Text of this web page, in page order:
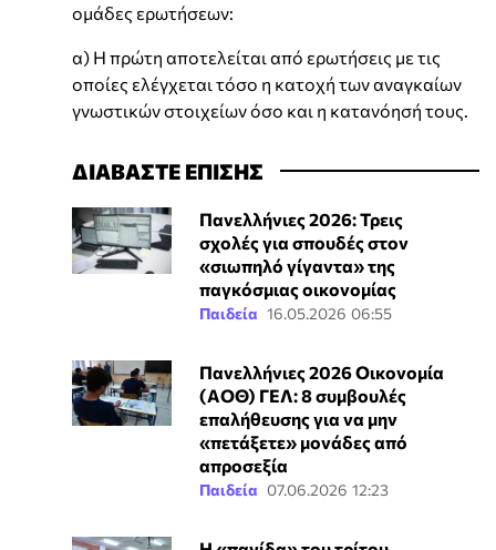
ομάδες ερωτήσεων:
α) Η πρώτη αποτελείται από ερωτήσεις με τις
οποίες ελέγχεται τόσο η κατοχή των αναγκαίων
γνωστικών στοιχείων όσο και η κατανόησή τους.
ΔΙΑΒΑΣΤΕ ΕΠΙΣΗΣ
Πανελλήνιες 2026: Τρεις
σχολές για σπουδές στον
«σιωπηλό γίγαντα» της
παγκόσμιας οικονομίας
Παιδεία 16.05.2026 06:55
Πανελλήνιες 2026 Οικονομία
(ΑΟΘ) ΓΕΛ: 8 συμβουλές
επαλήθευσης για να μην
«πετάξετε» μονάδες από
απροσεξία
Παιδεία 07.06.2026 12:23